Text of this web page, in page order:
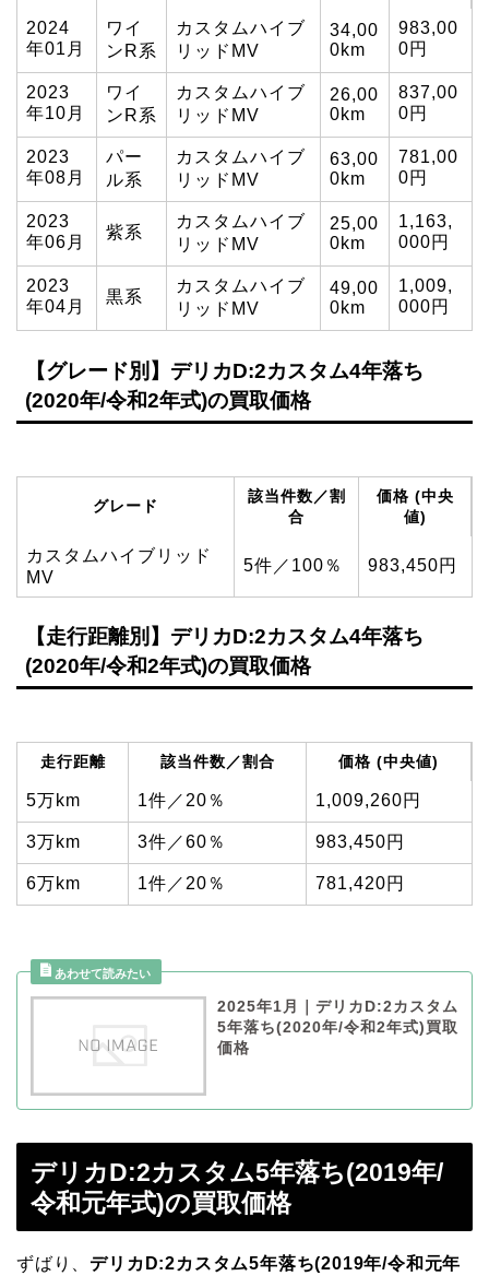
2024
年01月
ワイ
ンR系
カスタムハイブ
リッドMV
34,00
0km
983,00
0円
2023
年10月
ワイ
ンR系
カスタムハイブ
リッドMV
26,00
0km
837,00
0円
2023
年08月
パー
ル系
カスタムハイブ
リッドMV
63,00
0km
781,00
0円
2023
年06月
紫系
カスタムハイブ
リッドMV
25,00
0km
1,163,
000円
2023
年04月
黒系
カスタムハイブ
リッドMV
49,00
0km
1,009,
000円
【グレード別】デリカD:2カスタム4年落ち
(2020年/令和2年式)の買取価格
グレード
該当件数／割
合
価格 (中央
値)
カスタムハイブリッド
MV
5件／100％ 983,450円
【走行距離別】デリカD:2カスタム4年落ち
(2020年/令和2年式)の買取価格
走行距離 該当件数／割合 価格 (中央値)
5万km 1件／20％ 1,009,260円
3万km 3件／60％ 983,450円
6万km 1件／20％ 781,420円
2025年1月｜デリカD:2カスタム
5年落ち(2020年/令和2年式)買取
価格
デリカD:2カスタム5年落ち(2019年/
令和元年式)の買取価格
ずばり、 デリカD:2カスタム5年落ち(2019年/令和元年